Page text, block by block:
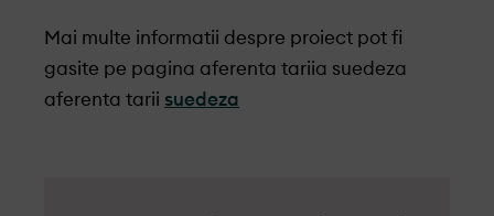
Mai multe informatii despre proiect pot fi
gasite pe pagina aferenta tariia suedeza
aferenta tarii suedeza